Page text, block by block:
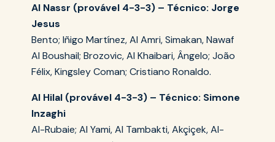
Al Nassr (provável 4-3-3) – Técnico: Jorge
Jesus
Bento; Iñigo Martínez, Al Amri, Simakan, Nawaf
Al Boushail; Brozovic, Al Khaibari, Ângelo; João
Félix, Kingsley Coman; Cristiano Ronaldo.
Al Hilal (provável 4-3-3) – Técnico: Simone
Inzaghi
Al-Rubaie; Al Yami, Al Tambakti, Akçiçek, Al-